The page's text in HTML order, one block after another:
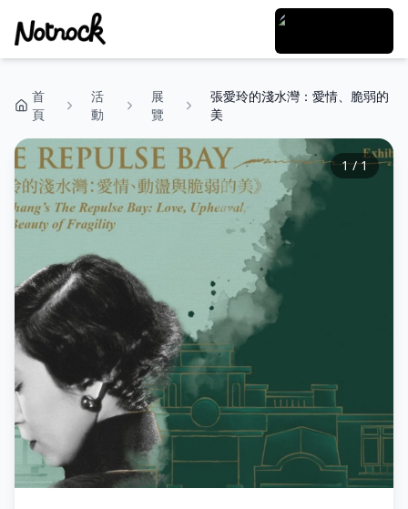
首
頁
活
動
展
覽
張愛玲的淺水灣：愛情、脆弱的
美
1/1